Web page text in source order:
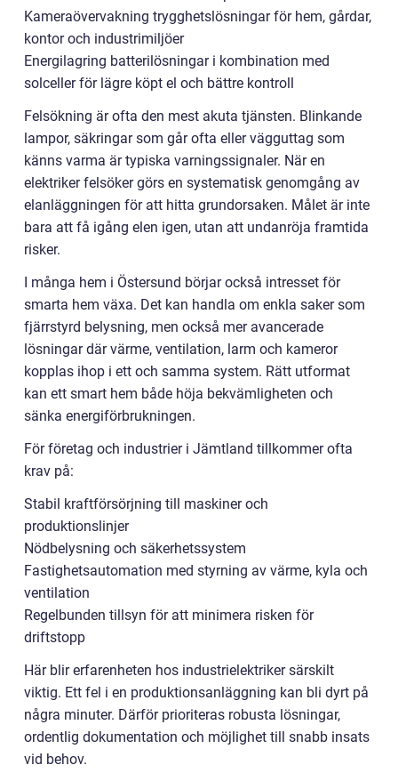
Kameraövervakning trygghetslösningar för hem, gårdar,
kontor och industrimiljöer
Energilagring batterilösningar i kombination med
solceller för lägre köpt el och bättre kontroll
Felsökning är ofta den mest akuta tjänsten. Blinkande
lampor, säkringar som går ofta eller vägguttag som
känns varma är typiska varningssignaler. När en
elektriker felsöker görs en systematisk genomgång av
elanläggningen för att hitta grundorsaken. Målet är inte
bara att få igång elen igen, utan att undanröja framtida
risker.
I många hem i Östersund börjar också intresset för
smarta hem växa. Det kan handla om enkla saker som
fjärrstyrd belysning, men också mer avancerade
lösningar där värme, ventilation, larm och kameror
kopplas ihop i ett och samma system. Rätt utformat
kan ett smart hem både höja bekvämligheten och
sänka energiförbrukningen.
För företag och industrier i Jämtland tillkommer ofta
krav på:
Stabil kraftförsörjning till maskiner och
produktionslinjer
Nödbelysning och säkerhetssystem
Fastighetsautomation med styrning av värme, kyla och
ventilation
Regelbunden tillsyn för att minimera risken för
driftstopp
Här blir erfarenheten hos industrielektriker särskilt
viktig. Ett fel i en produktionsanläggning kan bli dyrt på
några minuter. Därför prioriteras robusta lösningar,
ordentlig dokumentation och möjlighet till snabb insats
vid behov.